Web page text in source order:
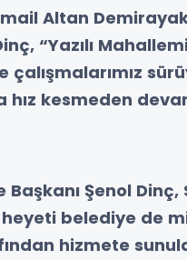
Altan
“Yazılı
çalışmalarımız
hız kesmeden
Başkanı Şenol
heyeti belediye de
hizmete